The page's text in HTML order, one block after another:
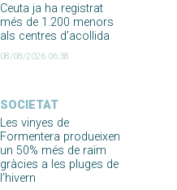
Ceuta ja ha registrat
més de 1.200 menors
als centres d’acollida
08/08/2026 06:38
SOCIETAT
Les vinyes de
Formentera produeixen
un 50% més de raïm
gràcies a les pluges de
l’hivern